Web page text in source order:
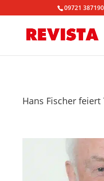
09721 387190
Hans Fischer feiert